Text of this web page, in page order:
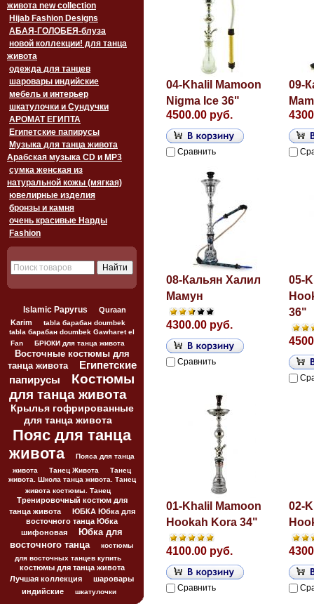
живота new collection
Hijab Fashion Designs
АБАЯ-ГОЛОБЕЯ-блуза
новой коллекции! для танца
живота
одежда для танцев
шаровары индийские
мебель и интерьер
шкатулочки и Сундучки
АРОМАТ ЕГИПТА
Египетские папирусы
Музыка для танца живота
Арабская музыка CD и MP3
сумка женская из
натуральной кожы (мягкая)
ювелирные изделия
бронзы и камня
очень красивые Нарды
Fashion
Islamic Papyrus
Quraan
Karim
tabla барабан doumbek
tabla барабан doumbek Gawharet el
Fan
БРЮКИ для танца живота
Восточные костюмы для
танца живота
Египетские
папирусы
Костюмы
для танца живота
Крылья гофрированные
для танца живота
Пояс для танца
живота
Пояса для танца
живота
Танец Живота
Танец
живота. Школа танца живота. Танец
живота костюмы. Танец
Тренировочный костюм для
танца живота
ЮБКА Юбка для
восточного танца Юбка
шифоновая
Юбка для
восточного танца
костюмы
для восточных танцев купить
костюмы для танца живота
Лучшая коллекция
шаровары
индийские
шкатулочки
04-Khalil Mamoon
Nigma Ice 36"
4500.00 руб.
Сравнить
09-
08-Кальян Халил
Мамун
4300.00 руб.
Сравнить
05-
36"
01-Khalil Mamoon
Hookah Kora 34"
4100.00 руб.
Сравнить
02-